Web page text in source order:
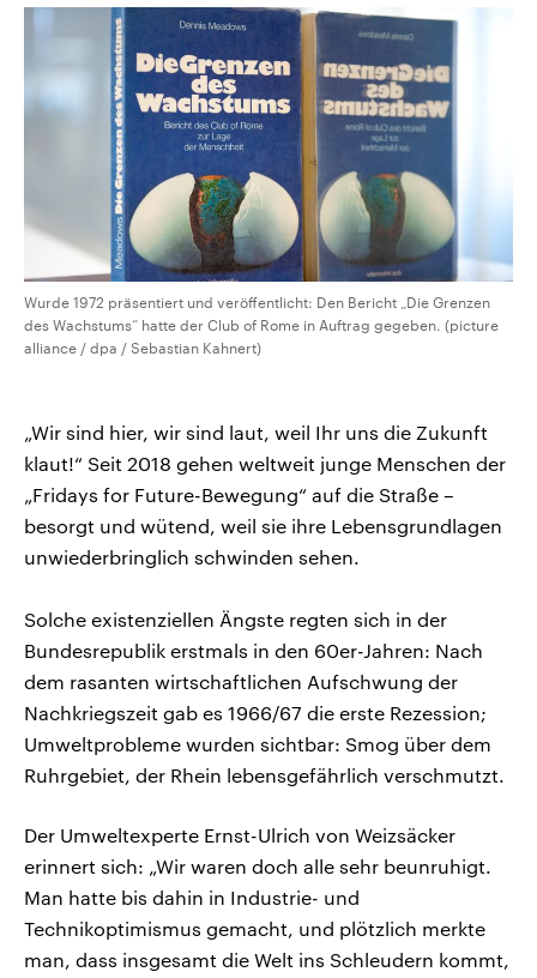
Wurde 1972 präsentiert und veröffentlicht: Den Bericht „Die Grenzen
des Wachstums“ hatte der Club of Rome in Auftrag gegeben. (picture
alliance / dpa / Sebastian Kahnert)
„Wir sind hier, wir sind laut, weil Ihr uns die Zukunft
klaut!“ Seit 2018 gehen weltweit junge Menschen der
„Fridays for Future-Bewegung“ auf die Straße –
besorgt und wütend, weil sie ihre Lebensgrundlagen
unwiederbringlich schwinden sehen.
Solche existenziellen Ängste regten sich in der
Bundesrepublik erstmals in den 60er-Jahren: Nach
dem rasanten wirtschaftlichen Aufschwung der
Nachkriegszeit gab es 1966/67 die erste Rezession;
Umweltprobleme wurden sichtbar: Smog über dem
Ruhrgebiet, der Rhein lebensgefährlich verschmutzt.
Der Umweltexperte Ernst-Ulrich von Weizsäcker
erinnert sich: „Wir waren doch alle sehr beunruhigt.
Man hatte bis dahin in Industrie- und
Technikoptimismus gemacht, und plötzlich merkte
man, dass insgesamt die Welt ins Schleudern kommt,